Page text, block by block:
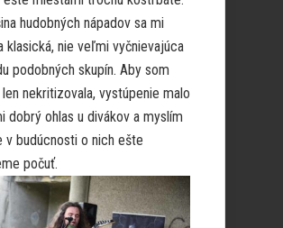
hudobných nápadov sa mi
klasická, nie veľmi vyčnievajúca
podobných skupín. Aby som
nekritizovala, vystúpenie malo
dobrý ohlas u divákov a myslím
v budúcnosti o nich ešte
počuť.